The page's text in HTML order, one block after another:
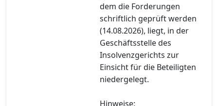
dem die Forderungen
schriftlich geprüft werden
(14.08.2026), liegt, in der
Geschäftsstelle des
Insolvenzgerichts zur
Einsicht für die Beteiligten
niedergelegt.
Hinweise: